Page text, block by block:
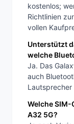
kostenlos;
Richtlinien
vollen
Unterstützt
welche
Ja. Das
auch
Lautsprecher
Welche
A32 5G?